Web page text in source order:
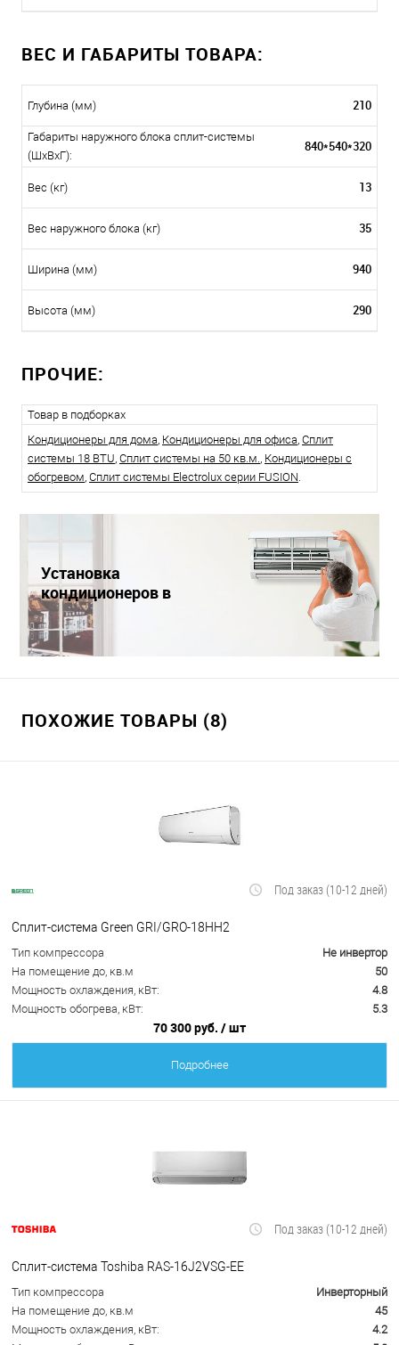
ВЕС И ГАБАРИТЫ ТОВАРА:
Глубина (мм) 210
Габариты наружного блока сплит-системы
(ШxВxГ):
840*540*320
Вес (кг) 13
Вес наружного блока (кг) 35
Ширина (мм) 940
Высота (мм) 290
ПРОЧИЕ:
Товар в подборках
Кондиционеры для дома, Кондиционеры для офиса, Сплит
системы 18 BTU, Сплит системы на 50 кв.м., Кондиционеры с
обогревом, Сплит системы Electrolux серии FUSION.
Установка
кондиционеров в
Краснодаре
ПОХОЖИЕ ТОВАРЫ (8)
Под заказ (10-12 дней)
Сплит-система Green GRI/GRO-18HH2
Тип компрессора
Не инвертор
На помещение до, кв.м
50
Мощность охлаждения, кВт:
4.8
Мощность обогрева, кВт:
5.3
70 300 руб. / шт
Подробнее
Под заказ (10-12 дней)
Сплит-система Toshiba RAS-16J2VSG-EE
Тип компрессора
Инверторный
На помещение до, кв.м
45
Мощность охлаждения, кВт:
4.2